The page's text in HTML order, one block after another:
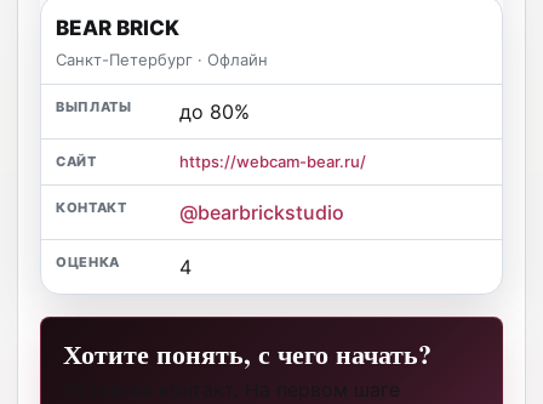
BEAR BRICK
Санкт-Петербург · Офлайн
до 80%
https://webcam-bear.ru/
@bearbrickstudio
4
Хотите понять, с чего начать?
Оставьте контакт. На первом шаге